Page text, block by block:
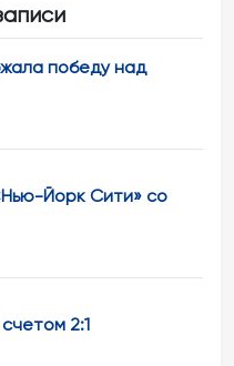
победу над
Йорк Сити» со
2:1